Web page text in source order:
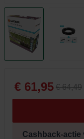
€ 61,95 € 64,49
Cashback-actie